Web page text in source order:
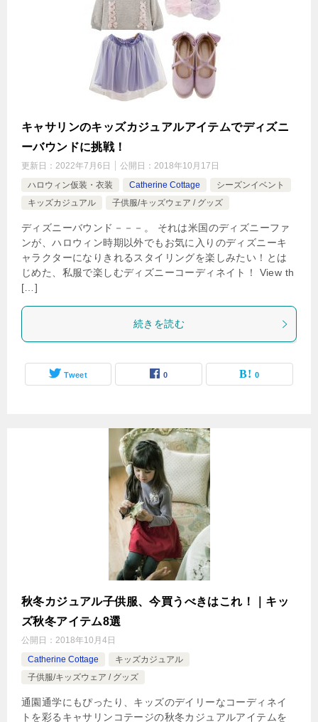
キャサリンのキッズカジュアルアイテムでディズニ
ーバウンドに挑戦！
更新日： 2022年7月6日 公開日： 2018年10月17日
ハロウィン仮装・衣装
Catherine Cottage
シーズンイベント
キッズカジュアル
子供服/キッズウェア / グッズ
ディズニーバウンド－－－。 それは米国のディズニーファ
ンが、ハロウィン時期以外でもお気に入りのディズニーキ
ャラクターになりきれるスタイリングを楽しみたい！とは
じめた、私服で楽しむディズニーコーディネイト！ View th
[…]
続きを読む
Tweet 0 0
秋冬カジュアル子供服、今買うべきはこれ！｜キッ
ズ秋冬アイテム8選
公開日： 2018年10月4日
Catherine Cottage
キッズカジュアル
子供服/キッズウェア / グッズ
通園通学にもぴったり、キッズのデイリーなコーディネイ
トを彩るキャサリンコテージの秋冬カジュアルアイテムを